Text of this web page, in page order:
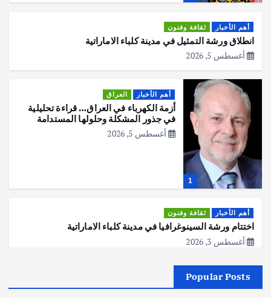
أهم الأخبار ثقافة وفنون
انطلاق ورشة التمثيل في مدينة كلباء الاماراتية
أغسطس 5, 2026
1
أهم الأخبار العراق
أزمة الكهرباء في العراق… قراءة تحليلية
في جذور المشكلة وحلولها المستدامة
أغسطس 5, 2026
أهم الأخبار ثقافة وفنون
اختتام ورشة السينوغرافيا في مدينة كلباء الاماراتية
أغسطس 3, 2026
Popular Posts